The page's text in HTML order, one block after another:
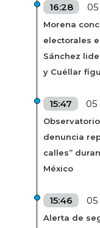
16:28
Morena
electorales
Sánchez
y Cuéllar
15:47 05
denuncia
calles”
México
15:46 05
Alerta de